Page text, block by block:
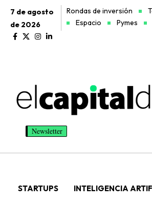
7 de agosto
de 2026
Rondas de inversión
Espacio
Pymes
Newsletter
STARTUPS INTELIGENCIA